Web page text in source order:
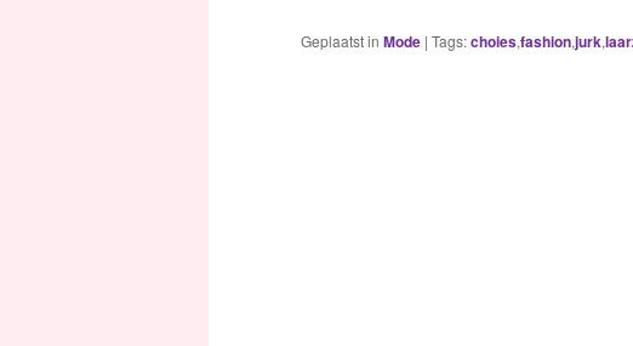
Geplaatst in Mode | Tags:choies,fashion,jurk,